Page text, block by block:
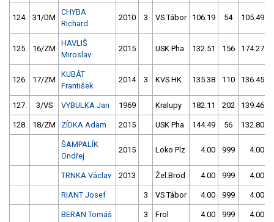
124. 31/DM
CHYBA
Richard
2010 3 VS Tábor 106.19 54 105.49
125. 16/ZM
HAVLIŠ
Miroslav
2015 USK Pha 132.51 156 174.27
126. 17/ZM
KUBÁT
František
2014 3 KVS HK 135.38 110 136.45
127. 3/VS VYBULKA Jan 1969 Kralupy 182.11 202 139.46
128. 18/ZM ZÍDKA Adam 2015 USK Pha 144.49 56 132.80
ŠAMPALÍK
Ondřej
2015 Loko Plz 4.00 999 4.00
TRNKA Václav 2013 Žel.Brod 4.00 999 4.00
RIANT Josef 3 VS Tábor 4.00 999 4.00
BERAN Tomáš 3 Frol 4.00 999 4.00